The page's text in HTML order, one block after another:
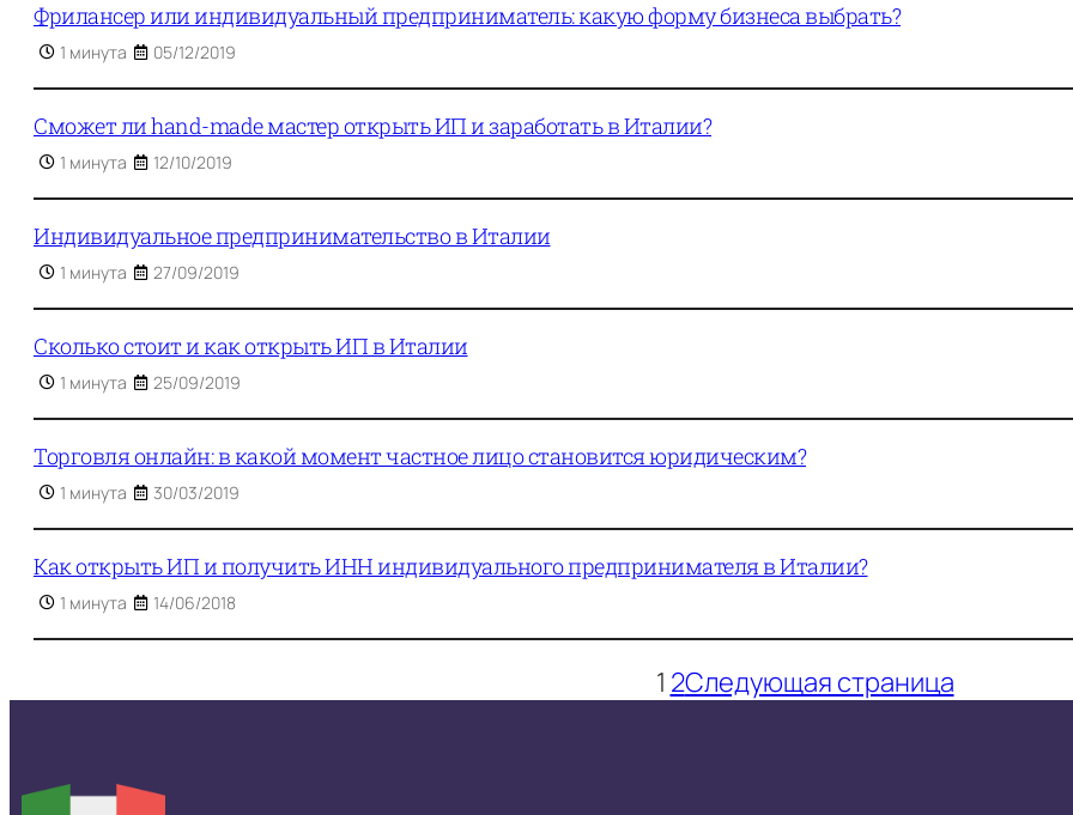
Фрилансер или индивидуальный предприниматель: какую форму бизнеса выбрать?
1 минута 05/12/2019
Сможет ли hand-made мастер открыть ИП и заработать в Италии?
1 минута 12/10/2019
Индивидуальное предпринимательство в Италии
1 минута 27/09/2019
Сколько стоит и как открыть ИП в Италии
1 минута 25/09/2019
Торговля онлайн: в какой момент частное лицо становится юридическим?
1 минута 30/03/2019
Как открыть ИП и получить ИНН индивидуального предпринимателя в Италии?
1 минута 14/06/2018
1 2Следующая страница